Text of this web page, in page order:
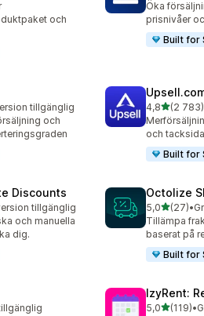
och
Öka
prisnivåer
Built for
tillgänglig
och
4,8av 5(2 783)
2783
och
Built for
Discounts
tillgänglig
och manuella
dig.
Octolize
5,0av 5(27)
27 •
Tillämpa
baserat på
Built for
IzyRent:
5,0av 5(119)
119 •